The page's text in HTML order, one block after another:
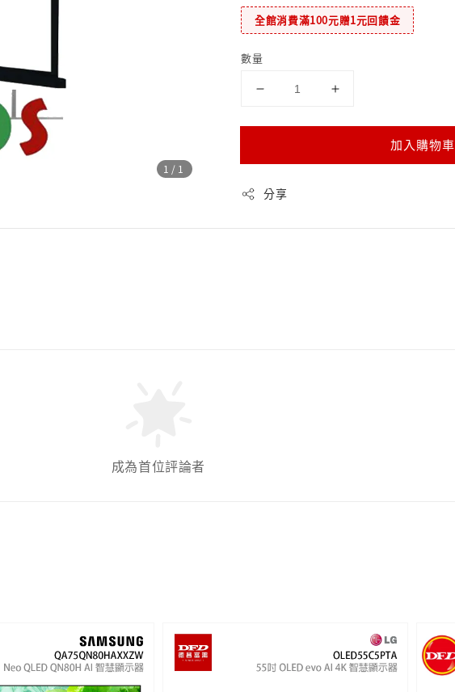
1 /1
全館消費滿100元贈1元回饋金
數量
加入購物車
分享
成為首位評論者